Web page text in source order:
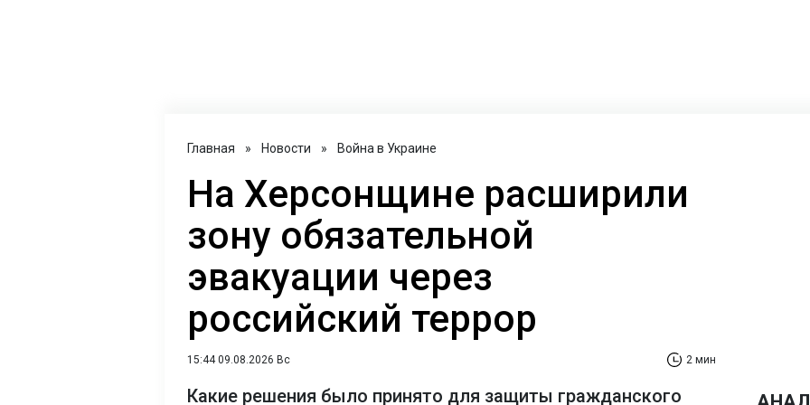
Главная » Новости » Война в Украине
На Херсонщине расширили
зону обязательной
эвакуации через
российский террор
15:44 09.08.2026 Вс 2 мин
Какие решения было принято для защиты гражданского